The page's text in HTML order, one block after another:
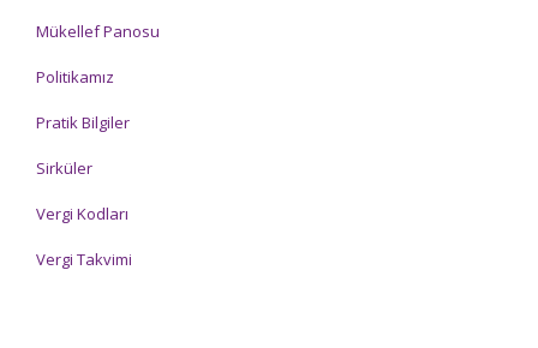
Mükellef Panosu
Politikamız
Pratik Bilgiler
Sirküler
Vergi Kodları
Vergi Takvimi